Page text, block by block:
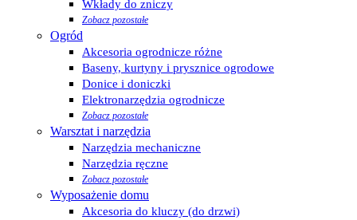
Wkłady do zniczy
Zobacz pozostałe
Ogród
Akcesoria ogrodnicze różne
Baseny, kurtyny i prysznice ogrodowe
Donice i doniczki
Elektronarzędzia ogrodnicze
Zobacz pozostałe
Warsztat i narzędzia
Narzędzia mechaniczne
Narzędzia ręczne
Zobacz pozostałe
Wyposażenie domu
Akcesoria do kluczy (do drzwi)